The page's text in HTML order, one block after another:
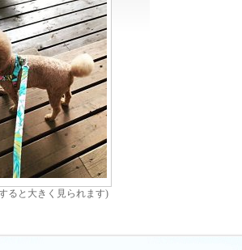
ると大きく見られます)